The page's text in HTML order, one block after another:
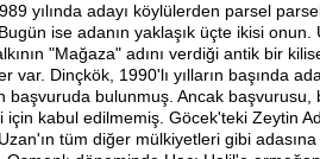
yılında adayı köylülerden parsel
ise adanın yaklaşık üçte ikisi
"Mağaza" adını verdiği antik bir
var. Dinçkök, 1990'lı yılların başında
başvuruda bulunmuş. Ancak başvurusu,
için kabul edilmemiş. Göcek'teki Zeytin
tüm diğer mülkiyetleri gibi